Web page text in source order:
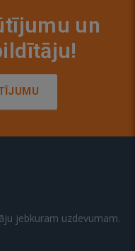
un
jebkuram uzdevumam.